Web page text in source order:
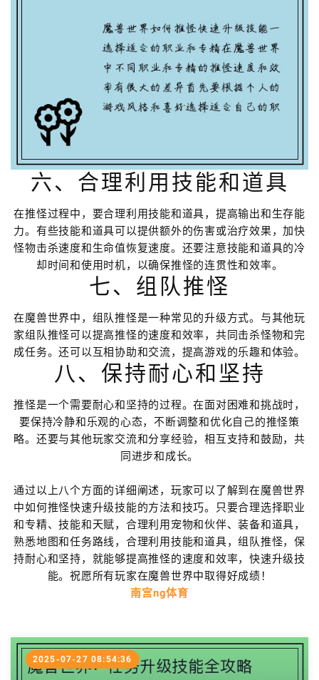
六、合理利用技能和道具
在推怪过程中，要合理利用技能和道具，提高输出和生存能
力。有些技能和道具可以提供额外的伤害或治疗效果，加快
怪物击杀速度和生命值恢复速度。还要注意技能和道具的冷
却时间和使用时机，以确保推怪的连贯性和效率。
七、组队推怪
在魔兽世界中，组队推怪是一种常见的升级方式。与其他玩
家组队推怪可以提高推怪的速度和效率，共同击杀怪物和完
成任务。还可以互相协助和交流，提高游戏的乐趣和体验。
八、保持耐心和坚持
推怪是一个需要耐心和坚持的过程。在面对困难和挑战时，
要保持冷静和乐观的心态，不断调整和优化自己的推怪策
略。还要与其他玩家交流和分享经验，相互支持和鼓励，共
同进步和成长。
通过以上八个方面的详细阐述，玩家可以了解到在魔兽世界
中如何推怪快速升级技能的方法和技巧。只要合理选择职业
和专精、技能和天赋，合理利用宠物和伙伴、装备和道具，
熟悉地图和任务路线，合理利用技能和道具，组队推怪，保
持耐心和坚持，就能够提高推怪的速度和效率，快速升级技
能。祝愿所有玩家在魔兽世界中取得好成绩！
南宫ng体育
2025-07-27 08:54:36